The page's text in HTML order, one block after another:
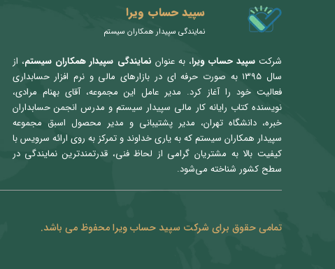
سپید حساب ویرا
نمایندگی سپیدار همکاران سیستم
شرکتسپید حساب ویرا، به عنوان نمایندگی سپیدار همکاران سیستم، از
سال ۱۳۹۵ به صورت حرفه ای در بازارهای مالی و نرم افزار حسابداری
فعالیت خود را آغاز کرد. مدیر عامل این مجموعه، آقای بهنام مرادی،
نویسنده کتاب رایانه کار مالی سپیدار سیستم و مدرس انجمن حسابداران
خبره، دانشگاه تهران، مدیر پشتیبانی و مدیر محصول اسبق مجموعه
سپیدار همکاران سیستم که به یاری خداوند و تمرکز به روی ارائه سرویس با
کیفیت بالا به مشتریان گرامی از لحاظ فنی، قدرتمندترین نمایندگی در
سطح کشور شناخته می‌شود.
تمامی حقوق برای شرکت سپید حساب ویرا محفوظ می باشد.